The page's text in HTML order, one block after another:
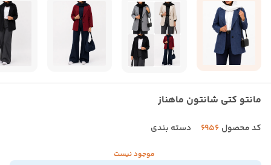
مانتو کتی شانتون ماهناز
کد محصول 6956 دسته بندی
موجود نیست